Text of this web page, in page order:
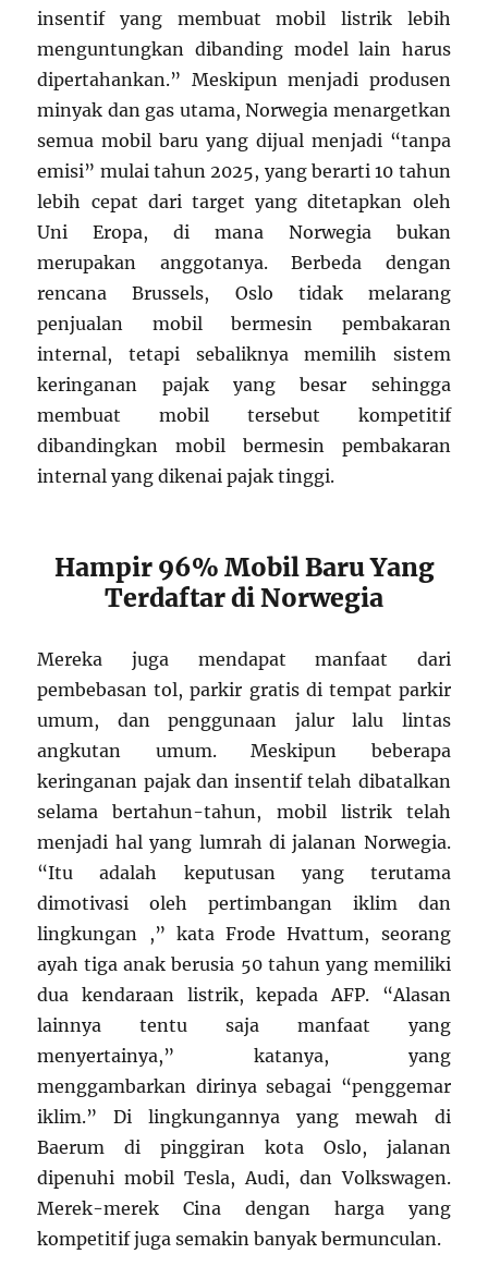
insentif yang membuat mobil listrik lebih
menguntungkan dibanding model lain harus
dipertahankan.” Meskipun menjadi produsen
minyak dan gas utama, Norwegia menargetkan
semua mobil baru yang dijual menjadi “tanpa
emisi” mulai tahun 2025, yang berarti 10 tahun
lebih cepat dari target yang ditetapkan oleh
Uni Eropa, di mana Norwegia bukan
merupakan anggotanya. Berbeda dengan
rencana Brussels, Oslo tidak melarang
penjualan mobil bermesin pembakaran
internal, tetapi sebaliknya memilih sistem
keringanan pajak yang besar sehingga
membuat mobil tersebut kompetitif
dibandingkan mobil bermesin pembakaran
internal yang dikenai pajak tinggi.
Hampir 96% Mobil Baru Yang
Terdaftar di Norwegia
Mereka juga mendapat manfaat dari
pembebasan tol, parkir gratis di tempat parkir
umum, dan penggunaan jalur lalu lintas
angkutan umum. Meskipun beberapa
keringanan pajak dan insentif telah dibatalkan
selama bertahun-tahun, mobil listrik telah
menjadi hal yang lumrah di jalanan Norwegia.
“Itu adalah keputusan yang terutama
dimotivasi oleh pertimbangan iklim dan
lingkungan ,” kata Frode Hvattum, seorang
ayah tiga anak berusia 50 tahun yang memiliki
dua kendaraan listrik, kepada AFP. “Alasan
lainnya tentu saja manfaat yang
menyertainya,” katanya, yang
menggambarkan dirinya sebagai “penggemar
iklim.” Di lingkungannya yang mewah di
Baerum di pinggiran kota Oslo, jalanan
dipenuhi mobil Tesla, Audi, dan Volkswagen.
Merek-merek Cina dengan harga yang
kompetitif juga semakin banyak bermunculan.